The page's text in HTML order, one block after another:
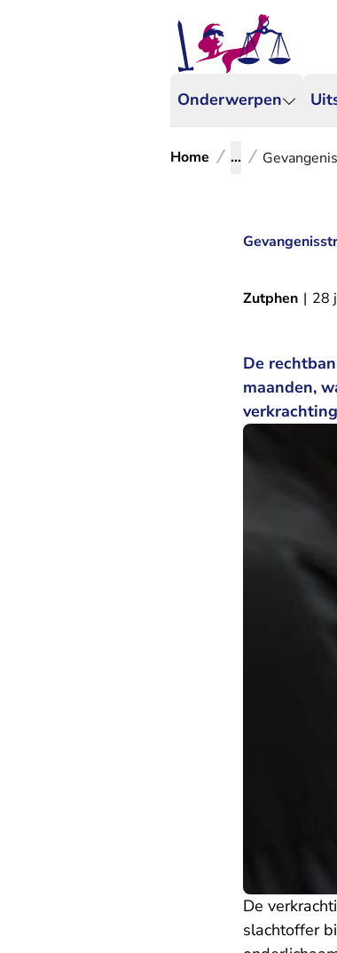
Onderwerpen
Home ...
Zutphen | 28
De
maanden,
De
slachtoffer